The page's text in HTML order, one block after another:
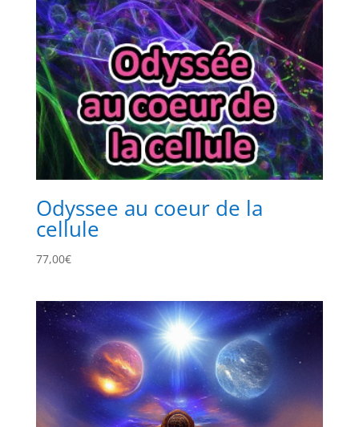
Odyssee au coeur de la
cellule
77,00€